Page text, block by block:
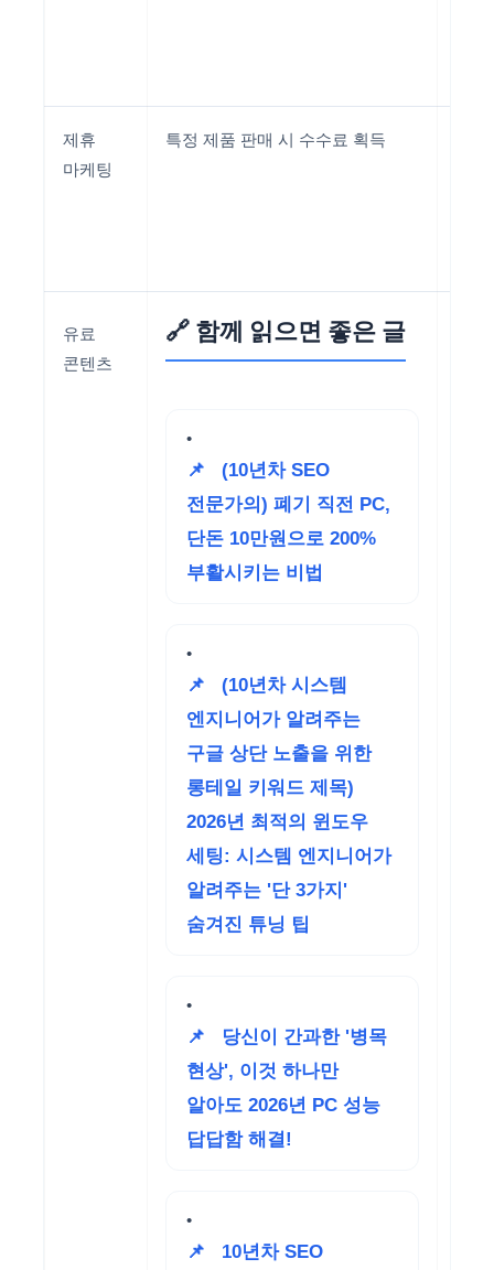
제휴
마케팅
특정 제품 판매 시 수수료 획득
유료
콘텐츠
🔗 함께 읽으면 좋은 글
📌
(10년차 SEO
전문가의) 폐기 직전 PC,
단돈 10만원으로 200%
부활시키는 비법
📌
(10년차 시스템
엔지니어가 알려주는
구글 상단 노출을 위한
롱테일 키워드 제목)
2026년 최적의 윈도우
세팅: 시스템 엔지니어가
알려주는 '단 3가지'
숨겨진 튜닝 팁
📌
당신이 간과한 '병목
현상', 이것 하나만
알아도 2026년 PC 성능
답답함 해결!
📌
10년차 SEO